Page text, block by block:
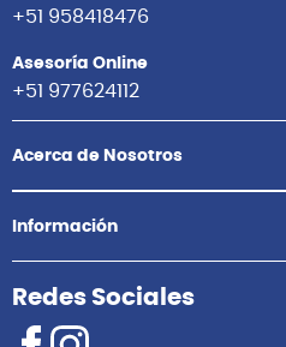
+51 958418476
Asesoría Online
+51 977624112
Acerca de Nosotros
Información
Redes Sociales